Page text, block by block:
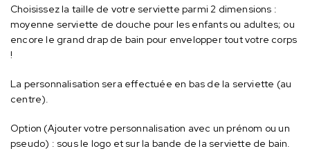
Choisissez la taille de votre serviette parmi 2 dimensions :
moyenne serviette de douche pour les enfants ou adultes; ou
encore le grand drap de bain pour envelopper tout votre corps
!
La personnalisation sera effectuée en bas de la serviette (au
centre).
Option (Ajouter votre personnalisation avec un prénom ou un
pseudo) : sous le logo et sur la bande de la serviette de bain.